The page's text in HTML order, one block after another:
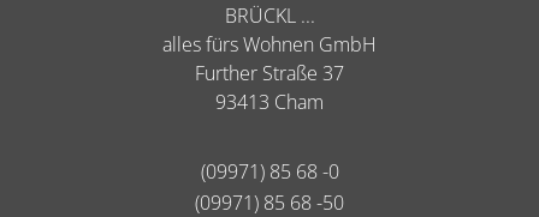
BRÜCKL ...
alles fürs Wohnen GmbH
Further Straße 37
93413 Cham
(09971) 85 68 -0
(09971) 85 68 -50